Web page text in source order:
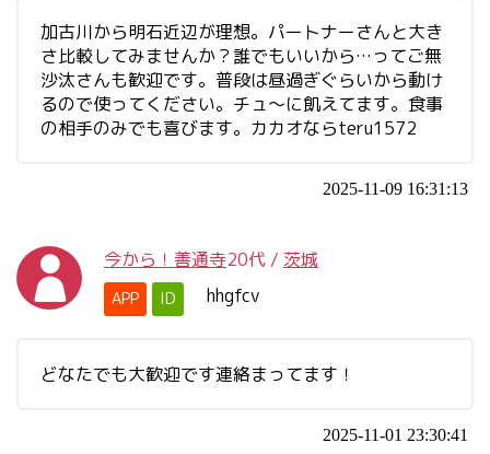
加古川から明石近辺が理想。パートナーさんと大き
さ比較してみませんか？誰でもいいから…ってご無
沙汰さんも歓迎です。普段は昼過ぎぐらいから動け
るので使ってください。チュ〜に飢えてます。食事
の相手のみでも喜びます。カカオならteru1572
2025-11-09 16:31:13
今から！善通寺20代 / 茨城
APP ID hhgfcv
どなたでも大歓迎です連絡まってます！
2025-11-01 23:30:41